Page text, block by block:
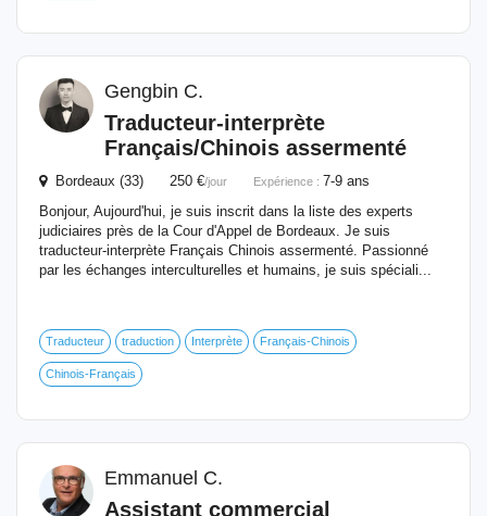
Gengbin C.
Traducteur-interprète
Français/Chinois assermenté
Bordeaux (33) 250 €/jour Expérience : 7-9 ans
Bonjour, Aujourd'hui, je suis inscrit dans la liste des experts
judiciaires près de la Cour d'Appel de Bordeaux. Je suis
traducteur-interprète Français Chinois assermenté. Passionné
par les échanges interculturelles et humains, je suis spéciali...
Traducteur traduction Interprète Français-Chinois
Chinois-Français
Emmanuel C.
Assistant commercial